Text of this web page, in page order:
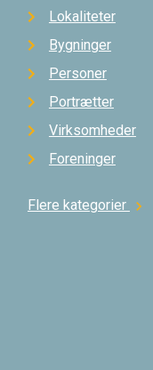
Lokaliteter
Bygninger
Personer
Portrætter
Virksomheder
Foreninger
Flere kategorier chevron_right